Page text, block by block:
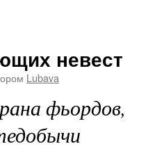
невест
Lubava
фьордов,